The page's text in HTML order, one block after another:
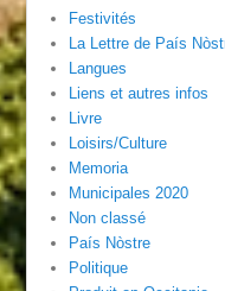
Festivités
La Lettre de País
Langues
Liens et autres infos
Livre
Loisirs/Culture
Memoria
Municipales 2020
Non classé
País Nòstre
Politique